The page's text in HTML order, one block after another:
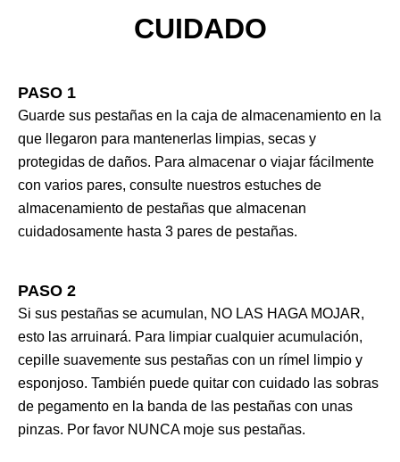
CUIDADO
PASO 1
Guarde sus pestañas en la caja de almacenamiento en la
que llegaron para mantenerlas limpias, secas y
protegidas de daños. Para almacenar o viajar fácilmente
con varios pares, consulte nuestros estuches de
almacenamiento de pestañas que almacenan
cuidadosamente hasta 3 pares de pestañas.
PASO 2
Si sus pestañas se acumulan, NO LAS HAGA MOJAR,
esto las arruinará. Para limpiar cualquier acumulación,
cepille suavemente sus pestañas con un rímel limpio y
esponjoso. También puede quitar con cuidado las sobras
de pegamento en la banda de las pestañas con unas
pinzas. Por favor NUNCA moje sus pestañas.